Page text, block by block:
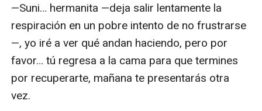
—Suni… hermanita —deja salir lentamente la
respiración en un pobre intento de no frustrarse
—, yo iré a ver qué andan haciendo, pero por
favor… tú regresa a la cama para que termines
por recuperarte, mañana te presentarás otra
vez.